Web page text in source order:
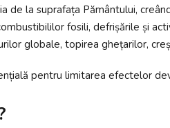
de la suprafața Pământului,
fosili, defrișările și
globale, topirea ghețarilor,
pentru limitarea efectelor